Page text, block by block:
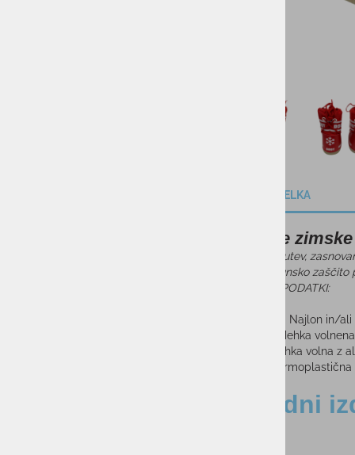
OPIS IZDELKA
Otroške
Bressan obutev,
Ponuja vrhunsko
TEHNIČNI PODATKI:
Zgornji del : Najlon in/
Podloga : Mehka
Vložek : Mehka volna z
Podplat:
Sorodni